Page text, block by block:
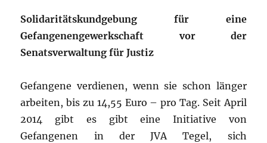
Solidaritätskundgebung für eine
Gefangenengewerkschaft vor der
Senatsverwaltung für Justiz
Gefangene verdienen, wenn sie schon länger
arbeiten, bis zu 14,55 Euro – pro Tag. Seit April
2014 gibt es gibt eine Initiative von
Gefangenen in der JVA Tegel, sich